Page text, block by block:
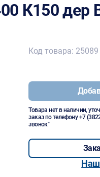
К150 дер
Код товара: 25089
Товара нет в наличии,
заказ по телефону+7
звонок"